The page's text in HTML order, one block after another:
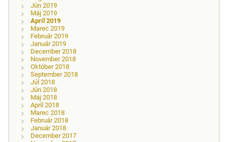
Jún 2019
Máj 2019
Apríl 2019
Marec 2019
Február 2019
Január 2019
December 2018
November 2018
Október 2018
September 2018
Júl 2018
Jún 2018
Máj 2018
Apríl 2018
Marec 2018
Február 2018
Január 2018
December 2017